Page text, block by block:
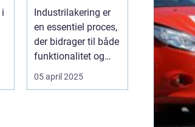
kvalitetsløsning
til dit næste
projekt
Industrilakering er
en essentiel proces,
der bidrager til både
funktionalitet og
æstetik...
05 april 2025
krigen i
den